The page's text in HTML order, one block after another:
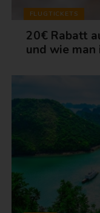
FLUGTICKETS
20€ Rabatt
und wie